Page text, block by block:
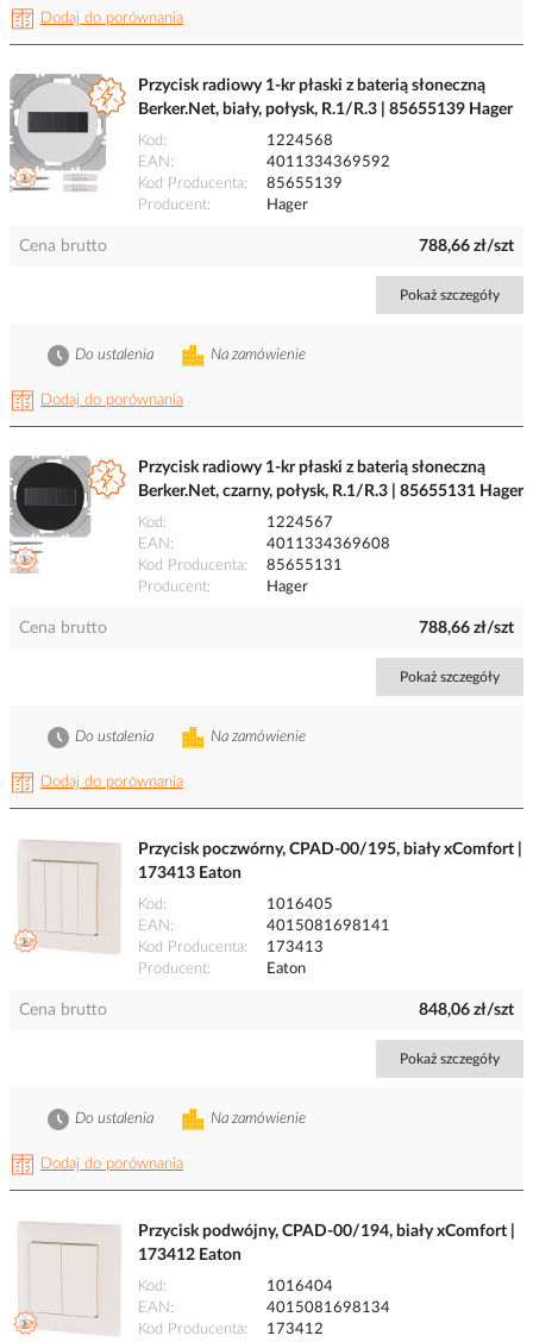
Dodaj do porównania
Przycisk radiowy 1-kr płaski z baterią słoneczną
Berker.Net, biały, połysk, R.1/R.3 | 85655139 Hager
Kod
1224568
EAN
4011334369592
Kod Producenta
85655139
Producent
Hager
Cena brutto 788,66 zł/szt
Pokaż szczegóły
Dodaj do porównania
Na zamówienie
Do ustalenia
Przycisk radiowy 1-kr płaski z baterią słoneczną
Berker.Net, czarny, połysk, R.1/R.3 | 85655131 Hager
Kod
1224567
EAN
4011334369608
Kod Producenta
85655131
Producent
Hager
Cena brutto 788,66 zł/szt
Pokaż szczegóły
Dodaj do porównania
Na zamówienie
Do ustalenia
Przycisk poczwórny, CPAD-00/195, biały xComfort |
173413 Eaton
Kod
1016405
EAN
4015081698141
Kod Producenta
173413
Producent
Eaton
Cena brutto 848,06 zł/szt
Pokaż szczegóły
Dodaj do porównania
Na zamówienie
Do ustalenia
Przycisk podwójny, CPAD-00/194, biały xComfort |
173412 Eaton
Kod
1016404
EAN
4015081698134
Kod Producenta
173412